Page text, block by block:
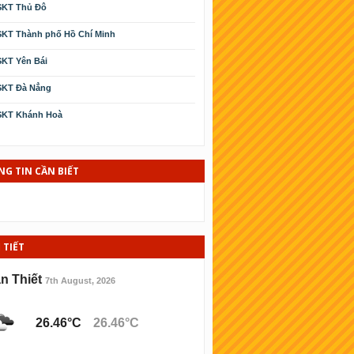
Thủ Đô
Thành phố Hồ Chí Minh
Yên Bái
Ðà Nẳng
Khánh Hoà
Phú Yên
Ninh Thuận
Bình Ðịnh
Lào cai
TIN CẦN BIẾT
TIẾT
Thiết 7th August, 2026
26.46°C 26.46°C